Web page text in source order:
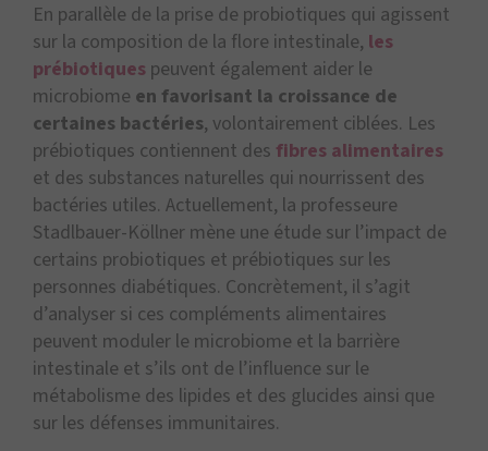
En parallèle de la prise de probiotiques qui agissent
sur la composition de la flore intestinale, les
prébiotiques peuvent également aider le
microbiome en favorisant la croissance de
certaines bactéries, volontairement ciblées. Les
prébiotiques contiennent des fibres alimentaires
et des substances naturelles qui nourrissent des
bactéries utiles. Actuellement, la professeure
Stadlbauer-Köllner mène une étude sur l’impact de
certains probiotiques et prébiotiques sur les
personnes diabétiques. Concrètement, il s’agit
d’analyser si ces compléments alimentaires
peuvent moduler le microbiome et la barrière
intestinale et s’ils ont de l’influence sur le
métabolisme des lipides et des glucides ainsi que
sur les défenses immunitaires.